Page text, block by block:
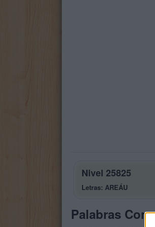
Nivel 25825
Letras: AREÁU
Palabras